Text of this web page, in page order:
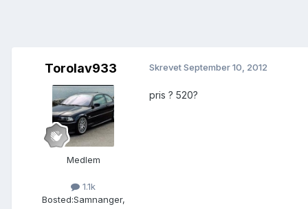
Torolav933
Medlem
1.1k
Bosted:Samnanger,
SkrevetSeptember 10, 2012
pris ? 520?